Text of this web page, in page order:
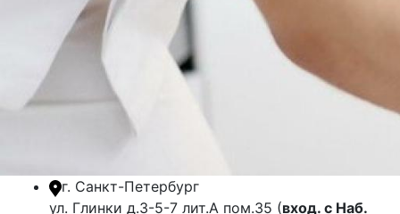
г. Санкт-Петербург
ул. Глинки д.3-5-7 лит.А пом.35 (вход. с Наб.